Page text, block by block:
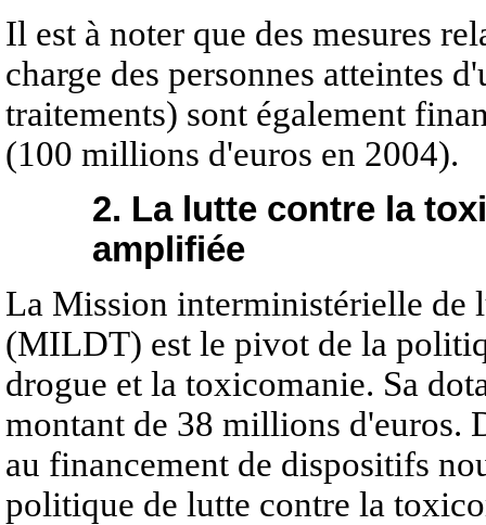
Il est à noter que des mesures
charge des personnes atteintes
traitements) sont également
(100 millions d'euros en 2004).
2. La lutte contre la
amplifiée
La Mission interministérielle de
(MILDT) est le pivot de la
drogue et la toxicomanie. Sa
montant de 38 millions d'euros.
au financement de dispositifs
politique de lutte contre la